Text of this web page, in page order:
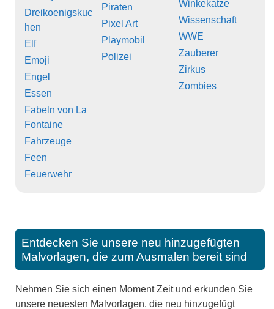
Dreikoenigskuc
hen
Elf
Emoji
Engel
Essen
Fabeln von La
Fontaine
Fahrzeuge
Feen
Feuerwehr
Piraten
Pixel Art
Playmobil
Polizei
Winkekatze
Wissenschaft
WWE
Zauberer
Zirkus
Zombies
Entdecken Sie unsere neu hinzugefügten
Malvorlagen, die zum Ausmalen bereit sind
Nehmen Sie sich einen Moment Zeit und erkunden Sie
unsere neuesten Malvorlagen, die neu hinzugefügt